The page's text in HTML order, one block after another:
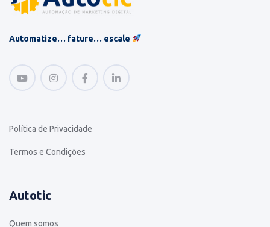
Automatize… fature… escale
Política de Privacidade
Termos e Condições
Autotic
Quem somos